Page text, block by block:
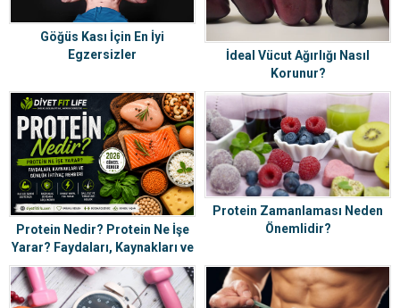
Göğüs Kası İçin En İyi
Egzersizler
İdeal Vücut Ağırlığı Nasıl
Korunur?
Protein Nedir? Protein Ne İşe
Yarar? Faydaları, Kaynakları ve
Günlük Protein İhtiyacı (2026)
Protein Zamanlaması Neden
Önemlidir?